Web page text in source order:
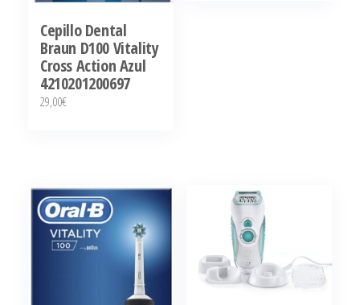
Cepillo Dental
Braun D100 Vitality
Cross Action Azul
4210201200697
29,00€